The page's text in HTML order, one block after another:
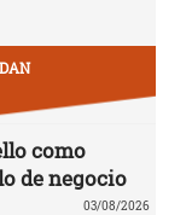
como
de negocio
03/08/2026